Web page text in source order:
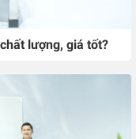
lượng, giá tốt?